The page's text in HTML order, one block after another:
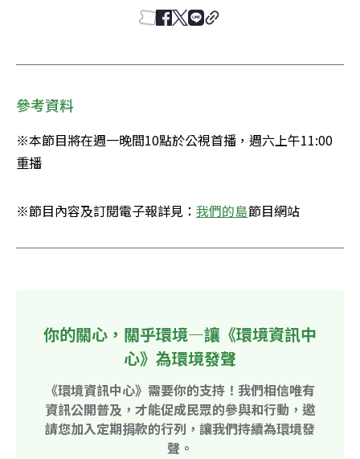
參考資料
※本節目將在週一晚間10點於公視首播，週六上午11:00
重播
※節目內容及訂閱電子報詳見： 我們的島節目網站
你的關心，關乎環境—讓《環境資訊中
心》為環境發聲
《環境資訊中心》需要你的支持！我們相信唯有
資訊公開普及，才能促成民眾的參與和行動，邀
請您加入定期捐款的行列，讓我們持續為環境發
聲。